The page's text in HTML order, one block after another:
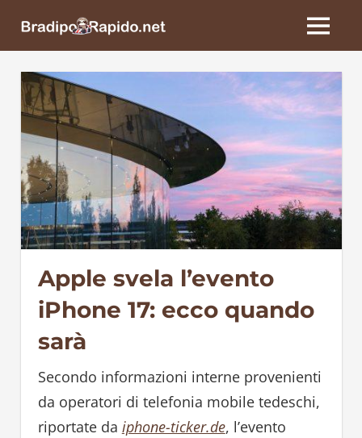
BradipoRapido.net
MENU
Apple svela l’evento
iPhone 17: ecco quando
sarà
Secondo informazioni interne provenienti
da operatori di telefonia mobile tedeschi,
riportate da iphone-ticker.de, l’evento